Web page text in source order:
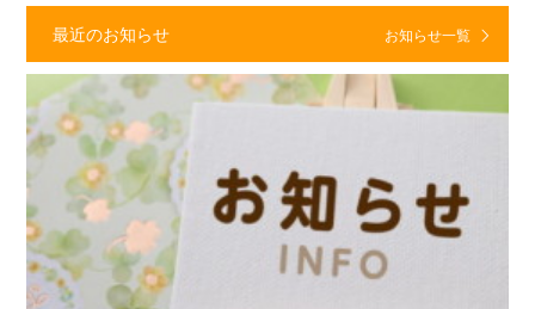
最近のお知らせ お知らせ一覧